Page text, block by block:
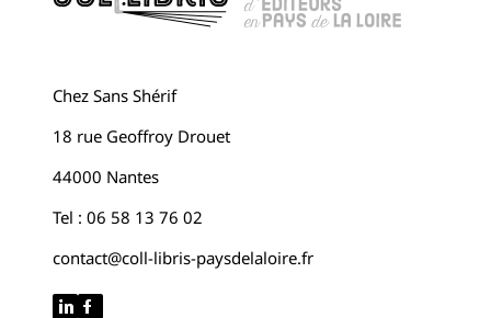
Chez Sans Shérif
18 rue Geoffroy Drouet
44000 Nantes
Tel : 06 58 13 76 02
contact@coll-libris-paysdelaloire.fr